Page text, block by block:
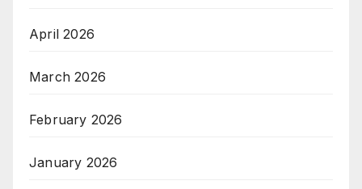
April 2026
March 2026
February 2026
January 2026